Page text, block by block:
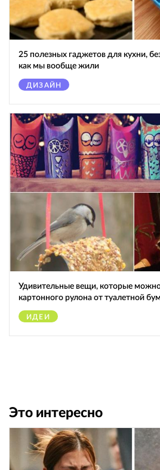
25 полезных гаджетов для кухни,
как мы вообще жили
ДИЗАЙН
Удивительные вещи, которые
картонного рулона от туалетной
ИДЕИ
Это интересно